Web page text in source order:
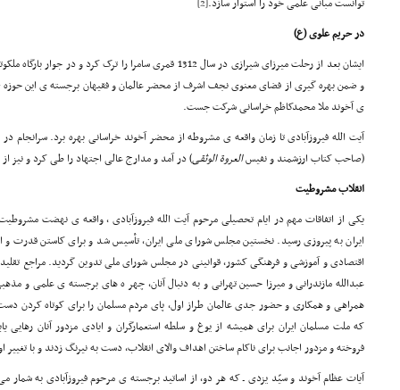
توانست مبانی علمی خود را استوار سازد.[2]
در حریم علوی (ع)
ایشان بعد از رحلت میرزای شیرازی در سال 1312 قمری سامرا را ترک
و ضمن بهره گیری از فضای معنوی نجف اشرف از محضر عالمان و فقیهان برجسته ی این حوزه
ی آخوند ملا محمدکاظم خراسانی شرکت جست.
آیت الله فیروزآبادی تا زمان واقعه ی مشروطه از محضر آخوند خراسانی بهره برد. سرانجام
(صاحب کتاب ارزشمند و نفیسالعروةالوثقی) در آمد و مدارج عالی اجتهاد را طی کرد و نیز
انقلاب مشروطیت
ایران به پیروزی رسید. نخستین مجلس شورای ملی ایران، تأسیس شد و برای کاستن قدرت
اقتصادی و آموزشی و فرهنگی کشور، قوانینی در مجلس شورای ملی تدوین گردید. مراجع
عبدالله مازندرانی و میرزا حسین تهرانی و به دنبال آنان، چهر ه های برجسته ی علمی و
همراهی و همکاری و حضور جدی عالمان طراز اول، پای مردم مسلمان را برای کوتاه کردن
که ملت مسلمان ایران برای همیشه از یوغ و سلطه استعمارگران و ایادی مزدور آنان رهایی
فروخته و مزدور اجانب برای ناکام ساختن اهداف والای انقلاب، دست به نیرنگ زدند و با تغییر
آیات عظام آخوند و سیّد یزدی ـ که هر دو، از اساتید برجسته ی مرحوم فیروزآبادی به شمار